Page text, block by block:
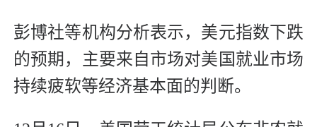
彭博社等机构分析表示，美元指数下跌
的预期，主要来自市场对美国就业市场
持续疲软等经济基本面的判断。